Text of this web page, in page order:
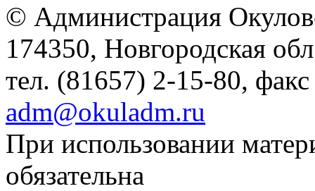
© Администрация
174350, Новгородская
тел. (81657) 2-15-80,
adm@okuladm.ru
При использовании
обязательна